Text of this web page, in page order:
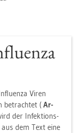
Viren
be­trach­tet ( Ar­
der In­fek­ti­ons­
dem Text eine